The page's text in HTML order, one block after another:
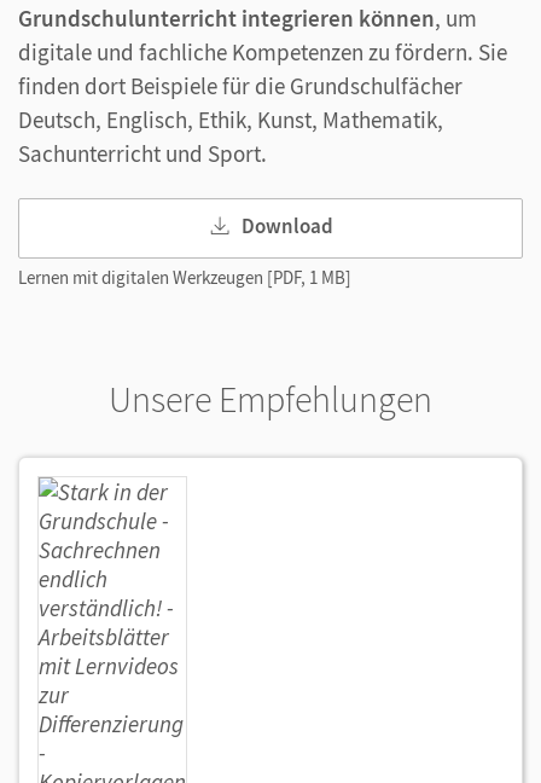
Grundschulunterricht integrieren können, um
digitale und fachliche Kompetenzen zu fördern. Sie
finden dort Beispiele für die Grundschulfächer
Deutsch, Englisch, Ethik, Kunst, Mathematik,
Sachunterricht und Sport.
Download
Lernen mit digitalen Werkzeugen [PDF, 1 MB]
Unsere Empfehlungen